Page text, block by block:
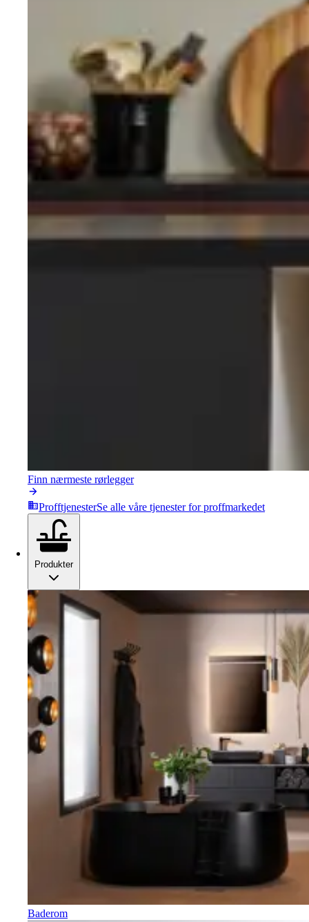
Finn nærmeste rørlegger
ProfftjenesterSe alle våre tjenester for proffmarkedet
Produkter
Baderom